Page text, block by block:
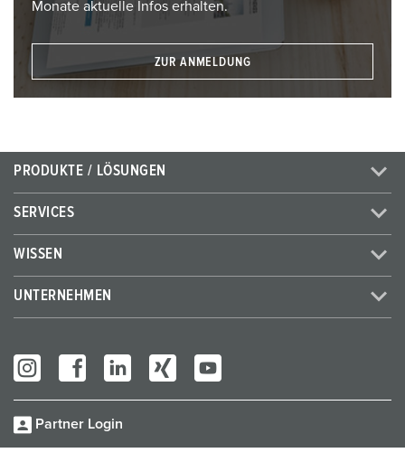
Monate aktuelle Infos erhalten.
ZUR ANMELDUNG
PRODUKTE / LÖSUNGEN
SERVICES
WISSEN
UNTERNEHMEN
Partner Login